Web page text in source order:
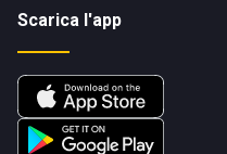
Scarica l'app